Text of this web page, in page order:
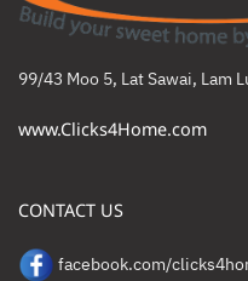
99/43 Moo 5, Lat Sawai, Lam
www.Clicks4Home.com
CONTACT US
facebook.com/